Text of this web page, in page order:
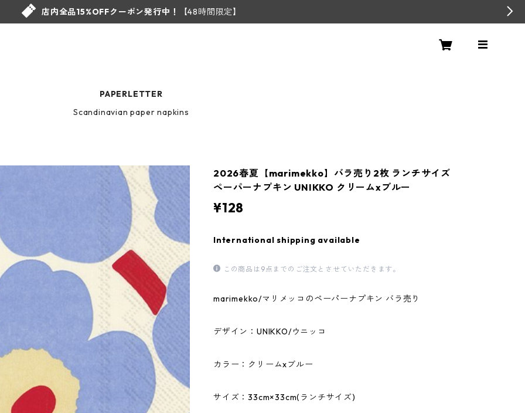
店内全品15%OFFクーポン発行中！ 【48時間限定】
PAPERLETTER
Scandinavian paper napkins
2026春夏【marimekko】バラ売り2枚 ランチサイズ
ペーパーナプキン UNIKKO クリームxブルー
¥128
International shipping available
この商品は9点までのご注文とさせていただきます。
marimekko/マリメッコのペーパーナプキン バラ売り
デザイン：UNIKKO/ウニッコ
カラー：クリームxブルー
サイズ：33cm×33cm(ランチサイズ)